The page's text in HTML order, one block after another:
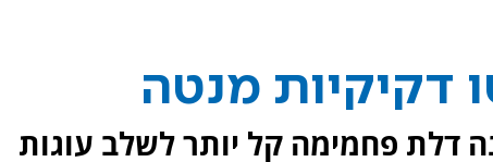
דקיקיות מנטה
דלת פחמימה קל יותר לשלב עוגות